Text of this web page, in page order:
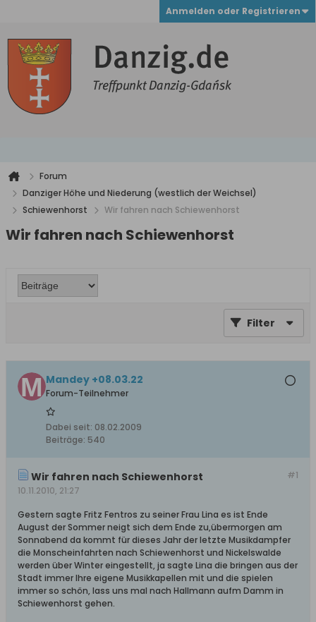
Anmelden oder Registrieren
Forum
Danziger Höhe und Niederung (westlich der Weichsel)
Schiewenhorst
Wir fahren nach Schiewenhorst
Wir fahren nach Schiewenhorst
Filter
Mandey +08.03.22
Forum-Teilnehmer
Dabei seit: 08.02.2009
Beiträge: 540
#1
Wir fahren nach Schiewenhorst
10.11.2010, 21:27
Gestern sagte Fritz Fentros zu seiner Frau Lina es ist Ende
August der Sommer neigt sich dem Ende zu,übermorgen am
Sonnabend da kommt für dieses Jahr der letzte Musikdampfer
die Monscheinfahrten nach Schiewenhorst und Nickelswalde
werden über Winter eingestellt, ja sagte Lina die bringen aus der
Stadt immer Ihre eigene Musikkapellen mit und die spielen
immer so schön, lass uns mal nach Hallmann aufm Damm in
Schiewenhorst gehen.